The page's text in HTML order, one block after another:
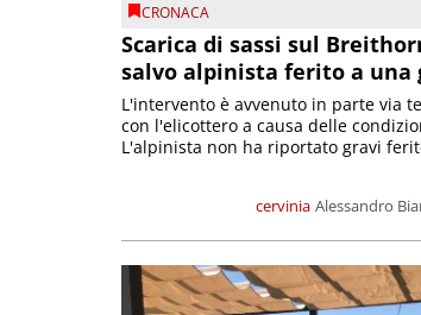
CRONACA
Scarica di sassi sul
salvo alpinista ferito a una
cervinia Alessandro
L'intervento è avvenuto in parte via
con l'elicottero a causa delle
L'alpinista non ha riportato gravi